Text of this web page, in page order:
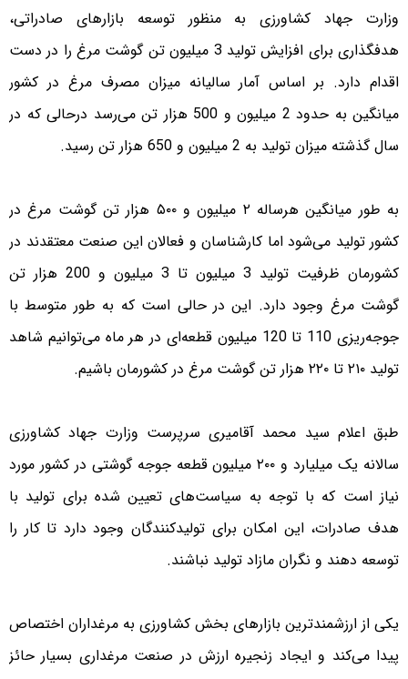
وزارت جهاد کشاورزی به منظور توسعه بازارهای صادراتی،
هدفگذاری برای افزایش تولید 3 میلیون تن گوشت مرغ را در دست
اقدام دارد. بر اساس آمار سالیانه میزان مصرف مرغ در کشور
میانگین به حدود 2 میلیون و 500 هزار تن می‌رسد درحالی که در
سال گذشته میزان تولید به 2 میلیون و 650 هزار تن رسید.
به طور میانگین هرساله ۲ میلیون و ۵۰۰ هزار تن گوشت مرغ در
کشور تولید می‌شود اما کارشناسان و فعالان این صنعت معتقدند در
کشورمان ظرفیت تولید 3 میلیون تا 3 میلیون و 200 هزار تن
گوشت مرغ وجود دارد. این در حالی است که به طور متوسط با
جوجه‌ریزی 110 تا 120 میلیون قطعه‌ای در هر ماه می‌توانیم شاهد
تولید ۲۱۰ تا ۲۲۰ هزار تن گوشت مرغ در کشورمان باشیم.
طبق اعلام سید محمد آقامیری سرپرست وزارت جهاد کشاورزی
سالانه یک میلیارد و ۲۰۰ میلیون قطعه جوجه گوشتی در کشور مورد
نیاز است که با توجه به سیاست‌های تعیین شده برای تولید با
هدف صادرات، این امکان برای تولیدکنندگان وجود دارد تا کار را
توسعه دهند و نگران مازاد تولید نباشند.
یکی از ارزشمندترین بازارهای بخش کشاورزی به مرغداران اختصاص
پیدا می‌کند و ایجاد زنجیره ارزش در صنعت مرغداری بسیار حائز